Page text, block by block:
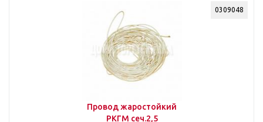
0309048
Провод жаростойкий
РКГМ сеч.2,5